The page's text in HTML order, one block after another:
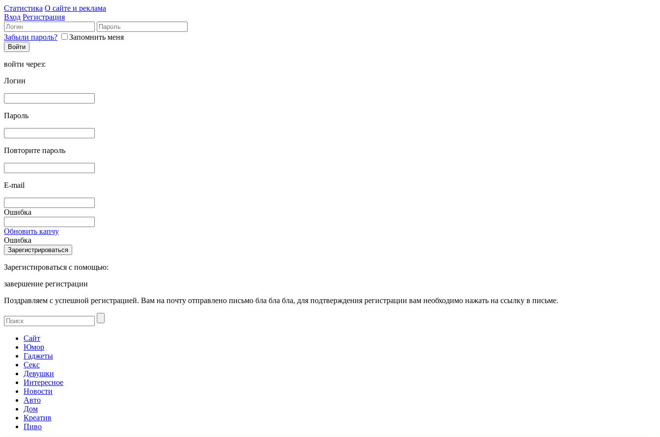
Статистика О сайте и реклама
Вход Регистрация
Забыли пароль? Запомнить меня
войти через:
Логин
Пароль
Повторите пароль
E-mail
Ошибка
Обновить капчу
Ошибка
Зарегистироваться с помощью:
завершение регистрации
Поздравляем с успешной регистрацией. Вам на почту отправлено письмо бла бла бла, для подтверждения регистрации вам необходимо нажать на ссылку в письме.
Сайт
Юмор
Гаджеты
Секс
Девушки
Интересное
Новости
Авто
Дом
Креатив
Пиво